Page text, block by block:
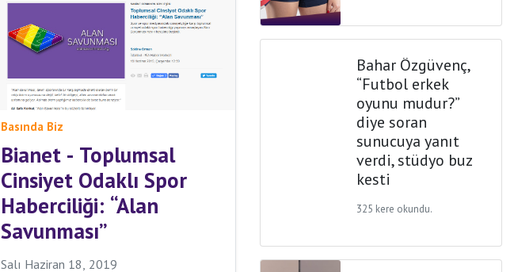
Basında Biz
Bianet - Toplumsal
Cinsiyet Odaklı Spor
Haberciliği: “Alan
Savunması”
Salı Haziran 18, 2019
Bahar Özgüvenç,
“Futbol erkek
oyunu mudur?”
diye soran
sunucuya yanıt
verdi, stüdyo buz
kesti
325 kere okundu.